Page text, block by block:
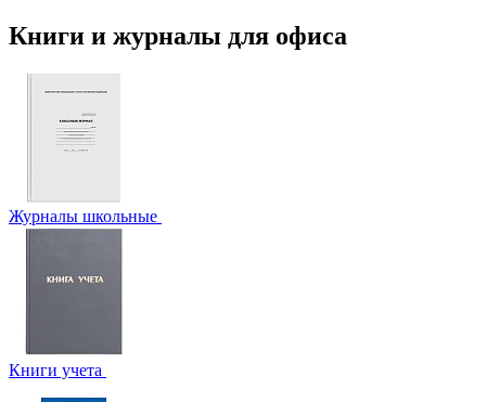
Книги и журналы для офиса
Журналы школьные
Книги учета